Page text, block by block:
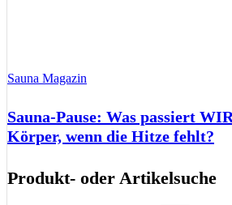
Sauna Magazin
Sauna-Pause: Was passiert
Körper, wenn die Hitze fehlt?
Produkt- oder Artikelsuche